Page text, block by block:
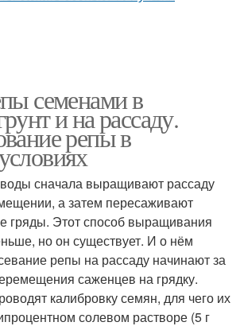
семенами в
и на рассаду.
репы в
сначала выращивают рассаду
а затем пересаживают
гряды. Этот способ выращивания
но он существует. И о нём
репы на рассаду начинают за
саженцев на грядку.
калибровку семян, для чего их
солевом растворе (5 г